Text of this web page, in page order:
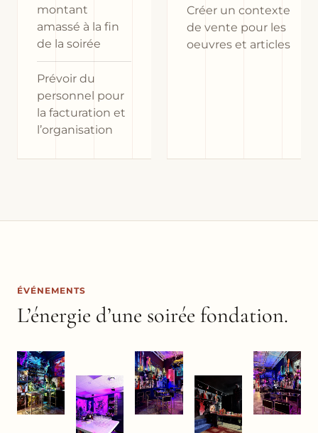
montant
amassé à la fin
de la soirée
Prévoir du
personnel pour
la facturation et
l’organisation
Créer un contexte
de vente pour les
oeuvres et articles
ÉVÉNEMENTS
L’énergie d’une soirée fondation.